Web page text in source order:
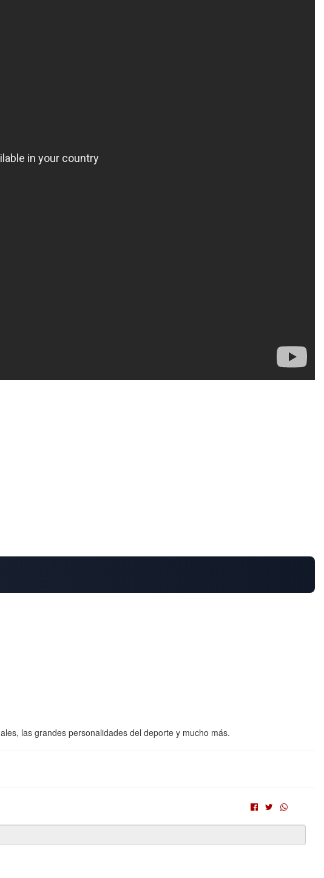
las grandes personalidades del deporte y mucho más.